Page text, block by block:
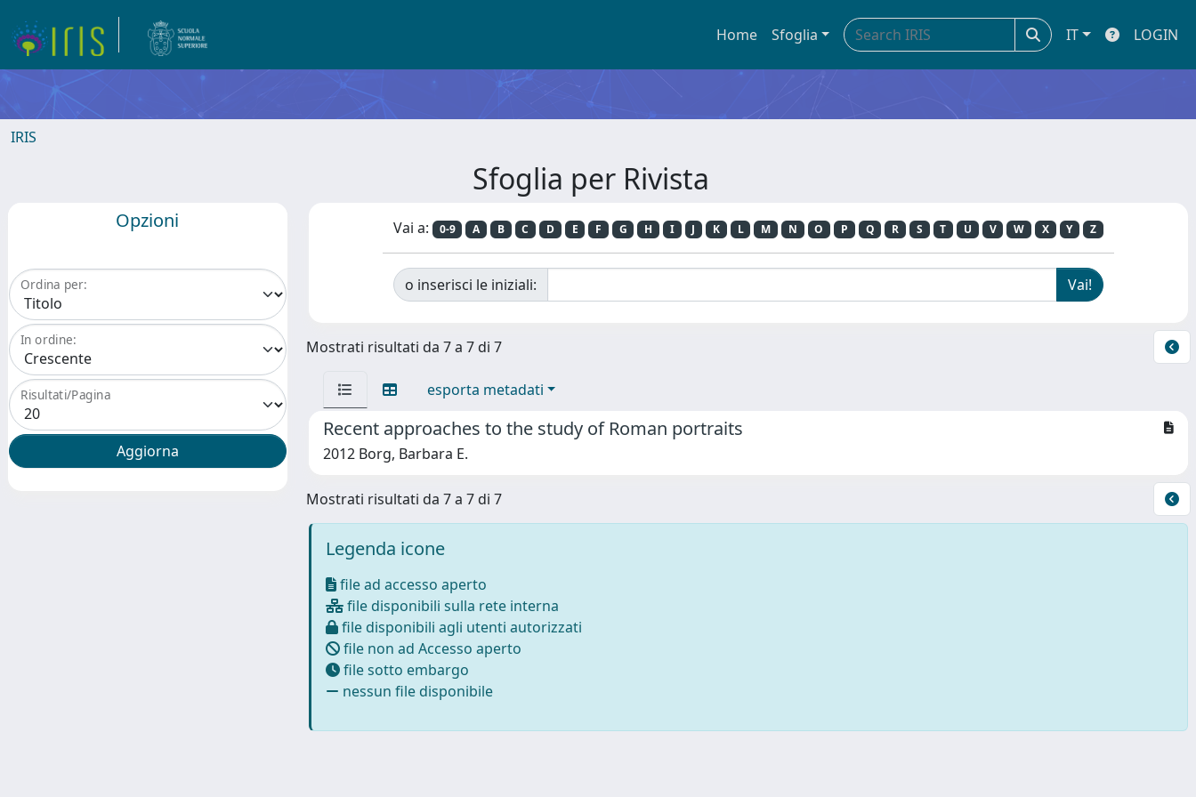
Home Sfoglia IT LOGIN
IRIS
Sfoglia per Rivista
Opzioni
Ordina per:
In ordine:
Risultati/Pagina
Vai a: 0-9 A B C D E F G H I J K L M N O P Q R S T U V W X Y Z
o inserisci le iniziali:
Mostrati risultati da 7 a 7 di 7
esporta metadati
Recent approaches to the study of Roman portraits
2012 Borg, Barbara E.
Mostrati risultati da 7 a 7 di 7
Legenda icone
file ad accesso aperto
file disponibili sulla rete interna
file disponibili agli utenti autorizzati
file non ad Accesso aperto
file sotto embargo
nessun file disponibile